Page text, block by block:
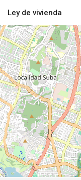
Ley de vivienda